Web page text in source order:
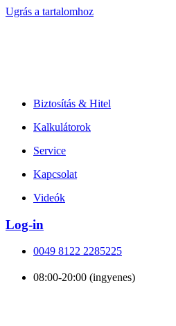
Ugrás a tartalomhoz
Biztosítás & Hitel
Kalkulátorok
Service
Kapcsolat
Videók
Log-in
0049 8122 2285225
08:00-20:00 (ingyenes)